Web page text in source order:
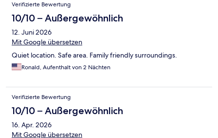
Verifizierte Bewertung
10/10 – Außergewöhnlich
12. Juni 2026
Mit Google übersetzen
Quiet location. Safe area. Family friendly surroundings.
Ronald, Aufenthalt von 2 Nächten
Verifizierte Bewertung
10/10 – Außergewöhnlich
16. Apr. 2026
Mit Google übersetzen